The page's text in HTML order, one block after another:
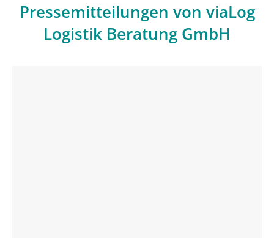
Pressemitteilungen von viaLog
Logistik Beratung GmbH